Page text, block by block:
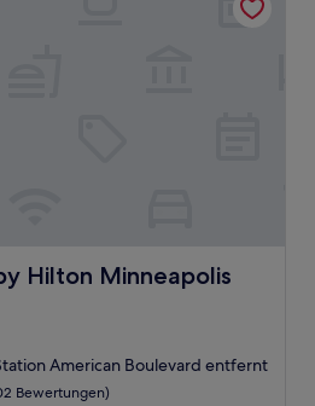
Hilton Minneapolis
Minneapolis Airport
American Boulevard entfernt
Bewertungen)